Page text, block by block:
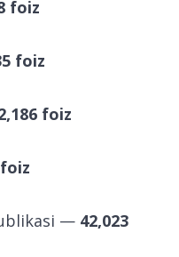
foiz
foiz
foiz
foiz